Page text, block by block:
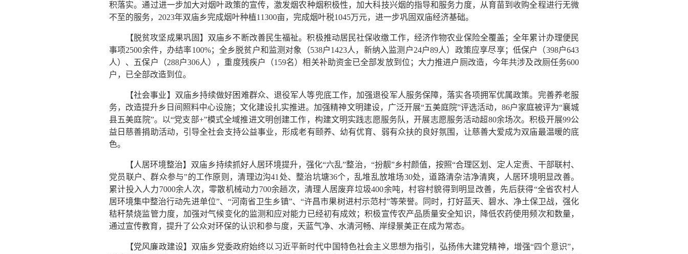
积落实。通过进一步加大对烟叶政策的宣传，激发烟农种烟积极性，加大科技兴烟的指导和服务力度，从育苗到收购全程进行无微
不至的服务，2023年双庙乡完成烟叶种植11300亩，完成烟叶税1045万元，进一步巩固双庙经济基础。
【脱贫攻坚成果巩固】双庙乡不断改善民生福祉。积极推动居民社保收缴工作，经济作物农业保险全覆盖；全年累计办理便民
事项2500余件，办结率100%；全乡脱贫户和监测对象（538户1423人，新纳入监测户24户89人）政策应享尽享；低保户（398户643
人）、五保户（288户306人），重度残疾户（159名）相关补助资金已全部发放到位；大力推进户厕改造，今年共涉及改厕任务600
户，已全部改造到位。
【社会事业】双庙乡持续做好困难群众、退役军人等兜底工作，加强退役军人服务保障，落实各项拥军优属政策。完善养老服
务，改造提升乡日间照料中心设施；文化建设扎实推进。加强精神文明建设，广泛开展“五美庭院”评选活动，86户家庭被评为“襄城
县五美庭院”。以“党支部+”模式全域推进文明创建工作，构建文明实践志愿服务队，开展志愿服务活动超80余场次。积极开展99公
益日慈善捐助活动，引导全社会支持公益事业，形成老有颐养、幼有优育、弱有众扶的良好氛围，让慈善大爱成为双庙最温暖的底
色。
【人居环境整治】双庙乡持续抓好人居环境提升，强化“六乱”整治，“扮靓”乡村颜值，按照“合理区划、定人定责、干部联村、
党员联户、群众参与”的工作原则，清理边沟41处、整治坑塘36个，乱堆乱放堆场30处，道路清杂洁净清爽，人居环境明显改善。
累计投入人力7000余人次，零散机械动力700余趟次，清理人居废弃垃圾400余吨，村容村貌得到明显改善，先后获得“全省农村人
居环境集中整治行动先进单位”、“河南省卫生乡镇”、“许昌市果树进村示范村”等荣誉。同时，打好蓝天、碧水、净土保卫战，强化
秸秆禁烧监管力度，加强对气候变化的监测和应对能力已经初有成效；积极宣传农产品质量安全知识，降低农药使用频次和数量，
通过宣传教育，提升了公众对环保的认识和参与度，天蓝气净、水清河畅、岸绿景美正在成为常态。
【党风廉政建设】双庙乡党委政府始终以习近平新时代中国特色社会主义思想为指引，弘扬伟大建党精神，增强“四个意识”，